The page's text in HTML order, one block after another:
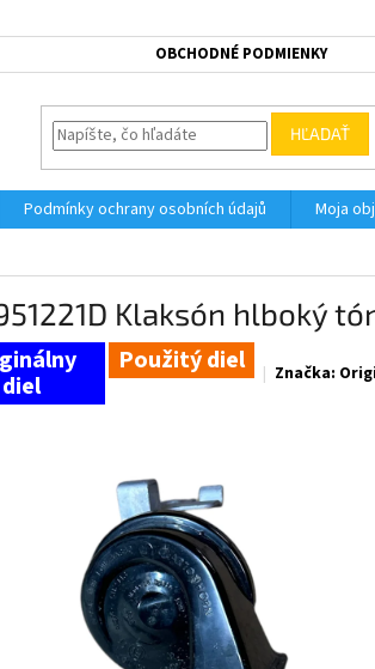
OBCHODNÉ PODMIENKY
HĽADAŤ
Podmínky ochrany osobních údajů
Moja
Klaksón hlboký
Použitý diel Značka: